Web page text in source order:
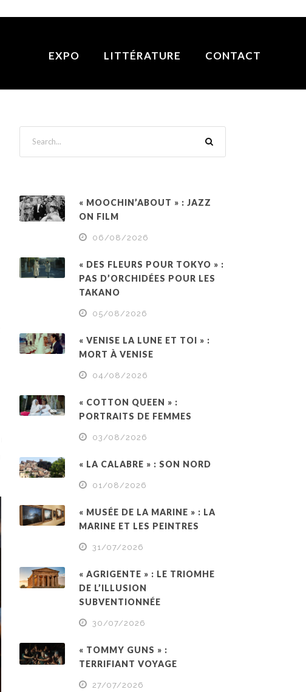
EXPO LITTÉRATURE CONTACT
« MOOCHIN’ABOUT » : JAZZ
ON FILM
06/08/2026
« DES FLEURS POUR TOKYO » :
PAS D’ORCHIDÉES POUR LES
TAKANO
05/08/2026
« VENISE LA LUNE ET TOI » :
MORT À VENISE
04/08/2026
« COTTON QUEEN » :
PORTRAITS DE FEMMES
03/08/2026
« LA CALABRE » : SON NORD
01/08/2026
« MUSÉE DE LA MARINE » : LA
MARINE ET LES PEINTRES
31/07/2026
« AGRIGENTE » : LE TRIOMHE
DE L’ILLUSION
SUBVENTIONNÉE
30/07/2026
« TOMMY GUNS » :
TERRIFIANT VOYAGE
27/07/2026